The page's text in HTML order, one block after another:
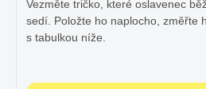
Vezměte tričko, které oslavenec
sedí. Položte ho naplocho, změřte
s tabulkou níže.